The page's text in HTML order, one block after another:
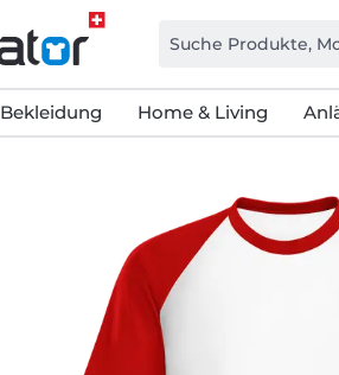
Bekleidung Home & Living